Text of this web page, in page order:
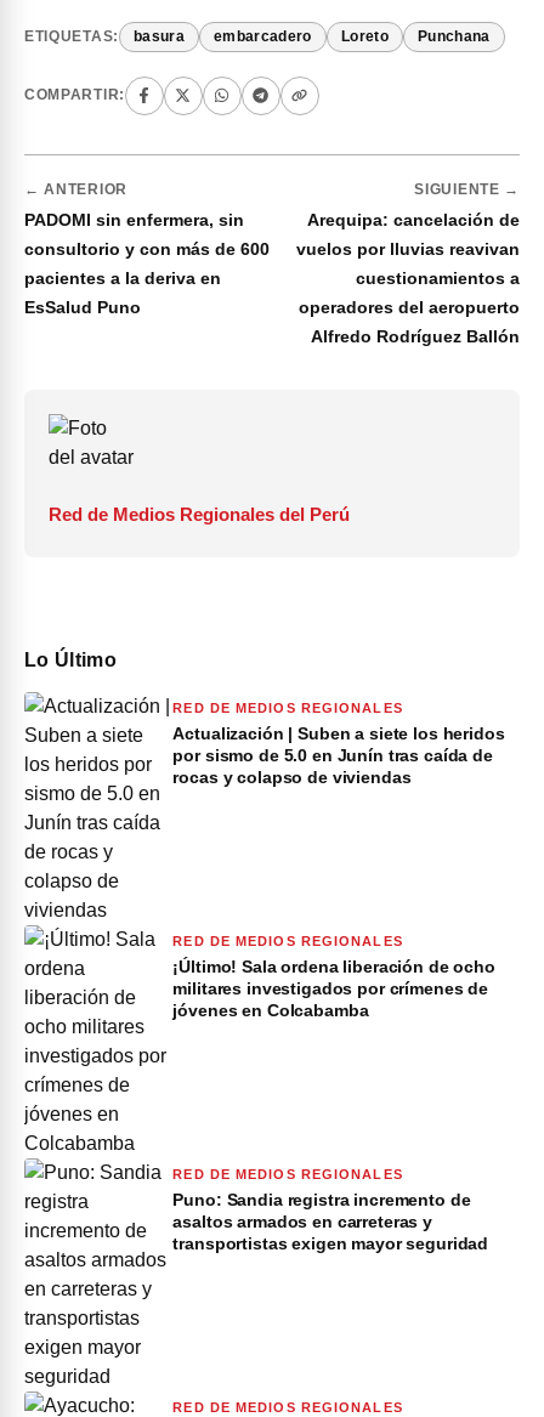
ETIQUETAS: basura embarcadero Loreto Punchana
COMPARTIR:
← ANTERIOR
PADOMI sin enfermera, sin
consultorio y con más de 600
pacientes a la deriva en
EsSalud Puno
SIGUIENTE →
Arequipa: cancelación de
vuelos por lluvias reavivan
cuestionamientos a
operadores del aeropuerto
Alfredo Rodríguez Ballón
Red de Medios Regionales del Perú
Lo Último
RED DE MEDIOS REGIONALES
Actualización | Suben a siete los heridos
por sismo de 5.0 en Junín tras caída de
rocas y colapso de viviendas
RED DE MEDIOS REGIONALES
¡Último! Sala ordena liberación de ocho
militares investigados por crímenes de
jóvenes en Colcabamba
RED DE MEDIOS REGIONALES
Puno: Sandia registra incremento de
asaltos armados en carreteras y
transportistas exigen mayor seguridad
RED DE MEDIOS REGIONALES